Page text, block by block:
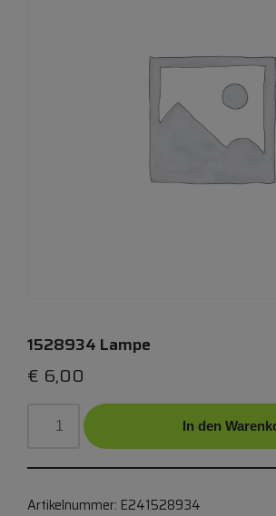
1528934 Lampe
€ 6,00
In den
Artikelnummer: E241528934